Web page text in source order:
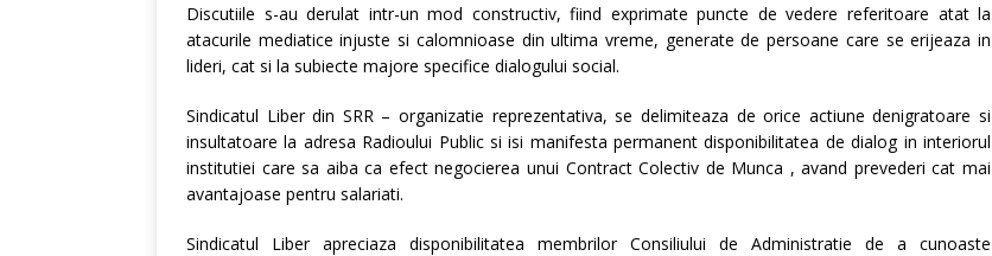
Discutiile s-au derulat intr-un mod constructiv, fiind exprimate puncte de vedere referitoare atat la
atacurile mediatice injuste si calomnioase din ultima vreme, generate de persoane care se erijeaza in
lideri, cat si la subiecte majore specifice dialogului social.
Sindicatul Liber din SRR – organizatie reprezentativa, se delimiteaza de orice actiune denigratoare si
insultatoare la adresa Radioului Public si isi manifesta permanent disponibilitatea de dialog in interiorul
institutiei care sa aiba ca efect negocierea unui Contract Colectiv de Munca , avand prevederi cat mai
avantajoase pentru salariati.
Sindicatul Liber apreciaza disponibilitatea membrilor Consiliului de Administratie de a cunoaste